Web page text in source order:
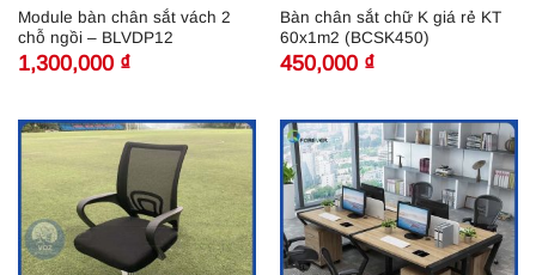
Module bàn chân sắt vách 2
chỗ ngồi – BLVDP12
1,300,000 ₫
Bàn chân sắt chữ K giá rẻ KT
60x1m2 (BCSK450)
450,000 ₫